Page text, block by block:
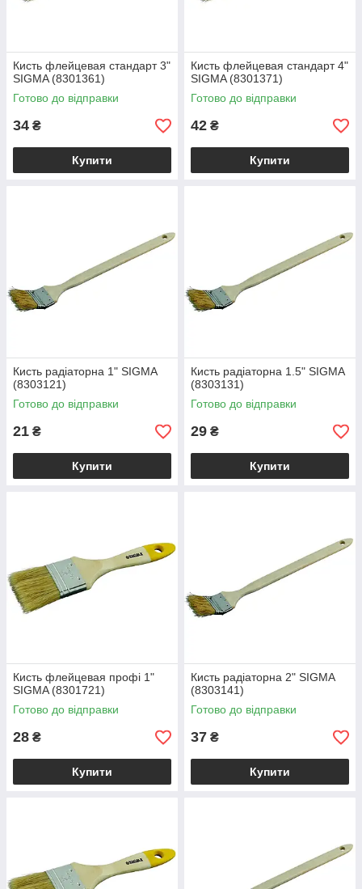
Кисть флейцевая стандарт 3"
SIGMA (8301361)
Готово до відправки
34 ₴
Купити
Кисть флейцевая стандарт 4"
SIGMA (8301371)
Готово до відправки
42 ₴
Купити
Кисть радіаторна 1" SIGMA
(8303121)
Готово до відправки
21 ₴
Купити
Кисть радіаторна 1.5" SIGMA
(8303131)
Готово до відправки
29 ₴
Купити
Кисть флейцевая профі 1"
SIGMA (8301721)
Готово до відправки
28 ₴
Купити
Кисть радіаторна 2" SIGMA
(8303141)
Готово до відправки
37 ₴
Купити